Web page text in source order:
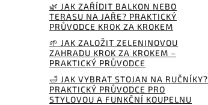
🌿 JAK ZAŘÍDIT BALKON NEBO
TERASU NA JAŘE? PRAKTICKÝ
PRŮVODCE KROK ZA KROKEM
🌱 JAK ZALOŽIT ZELENINOVOU
ZAHRADU KROK ZA KROKEM –
PRAKTICKÝ PRŮVODCE
🛁 JAK VYBRAT STOJAN NA RUČNÍKY?
PRAKTICKÝ PRŮVODCE PRO
STYLOVOU A FUNKČNÍ KOUPELNU